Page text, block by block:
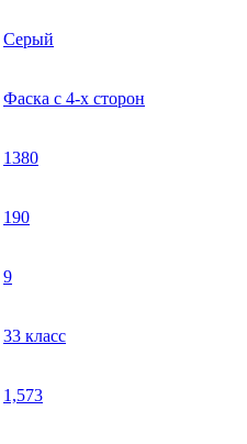
Серый
Фаска с 4-х сторон
1380
190
9
33 класс
1,573